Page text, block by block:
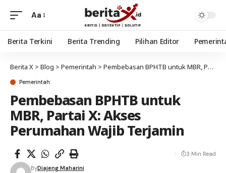
Aa
Berita Terkini Berita Trending Pilihan Editor
Berita X > Blog > Pemerintah > Pembebasan BPHTB untuk MBR, Partai X: Akses Perumahan Wajib Terjamin
Pemerintah
Pembebasan BPHTB untuk
MBR, Partai X: Akses
Perumahan Wajib Terjamin
ByDiajeng Maharini
3 Min Read